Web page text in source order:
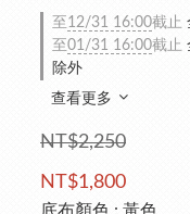
至 12/31 16:00截止
至01/31 16:00截止
除外
查看更多
NT$2,250
NT$1,800